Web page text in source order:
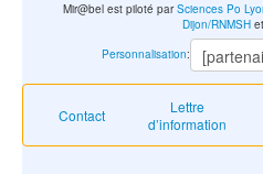
Contact
Lettre
d’information
Mir@bel est piloté parSciences Po
Dijon/RNMSH et
Personnalisation: